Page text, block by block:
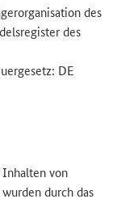
des
des
DE
von
durch das